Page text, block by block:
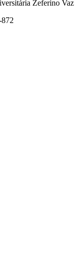
Zeferino Vaz